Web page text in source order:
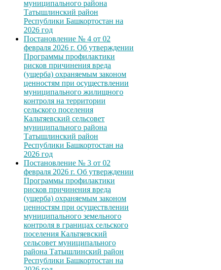
муниципального района
Татышлинский район
Республики Башкортостан на
2026 год
Постановление № 4 от 02
февраля 2026 г. Об утверждении
Программы профилактики
рисков причинения вреда
(ущерба) охраняемым законом
ценностям при осуществлении
муниципального жилищного
контроля на территории
сельского поселения
Кальтяевский сельсовет
муниципального района
Татышлинский район
Республики Башкортостан на
2026 год
Постановление № 3 от 02
февраля 2026 г. Об утверждении
Программы профилактики
рисков причинения вреда
(ущерба) охраняемым законом
ценностям при осуществлении
муниципального земельного
контроля в границах сельского
поселения Кальтяевский
сельсовет муниципального
района Татышлинский район
Республики Башкортостан на